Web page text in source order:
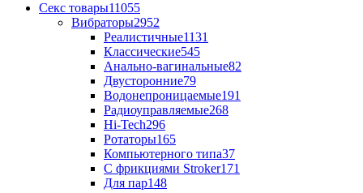
Секс товары11055
Вибраторы2952
Реалистичные1131
Классические545
Анально-вагинальные82
Двусторонние79
Водонепроницаемые191
Радиоуправляемые268
Hi-Tech296
Ротаторы165
Компьютерного типа37
С фрикциями Stroker171
Для пар148